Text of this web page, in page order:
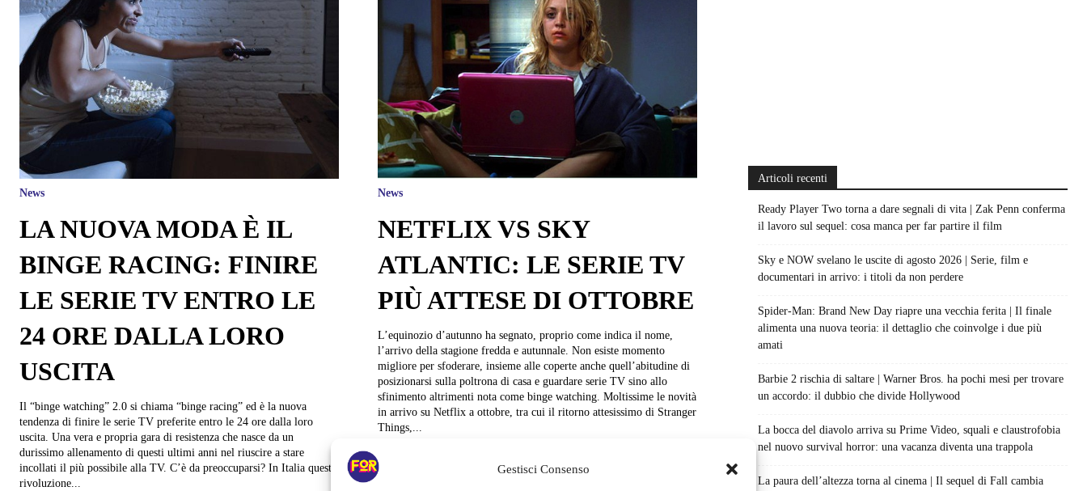
Gestisci Consenso
News
LA NUOVA MODA È IL
BINGE RACING: FINIRE
LE SERIE TV ENTRO LE
24 ORE DALLA LORO
USCITA
Il “binge watching” 2.0 si chiama “binge racing” ed è la nuova
tendenza di finire le serie TV preferite entro le 24 ore dalla loro
uscita. Una vera e propria gara di resistenza che nasce da un
durissimo allenamento di questi ultimi anni nel riuscire a stare
incollati il più possibile alla TV. C’è da preoccuparsi? In Italia questa
rivoluzione...
News
NETFLIX VS SKY
ATLANTIC: LE SERIE TV
PIÙ ATTESE DI OTTOBRE
L’equinozio d’autunno ha segnato, proprio come indica il nome,
l’arrivo della stagione fredda e autunnale. Non esiste momento
migliore per sfoderare, insieme alle coperte anche quell’abitudine di
posizionarsi sulla poltrona di casa e guardare serie TV sino allo
sfinimento altrimenti nota come binge watching. Moltissime le novità
in arrivo su Netflix a ottobre, tra cui il ritorno attesissimo di Stranger
Things,...
Cristina Canci
Articoli recenti
Ready Player Two torna a dare segnali di vita | Zak Penn conferma
il lavoro sul sequel: cosa manca per far partire il film
Sky e NOW svelano le uscite di agosto 2026 | Serie, film e
documentari in arrivo: i titoli da non perdere
Spider-Man: Brand New Day riapre una vecchia ferita | Il finale
alimenta una nuova teoria: il dettaglio che coinvolge i due più
amati
Barbie 2 rischia di saltare | Warner Bros. ha pochi mesi per trovare
un accordo: il dubbio che divide Hollywood
La bocca del diavolo arriva su Prime Video, squali e claustrofobia
nel nuovo survival horror: una vacanza diventa una trappola
La paura dell’altezza torna al cinema | Il sequel di Fall cambia